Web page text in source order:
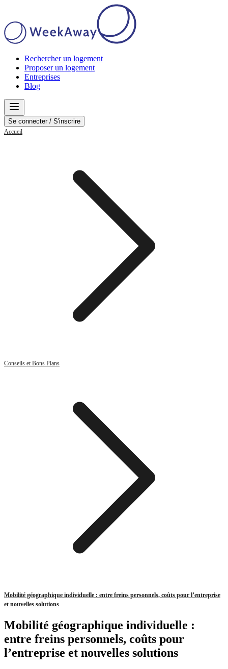
Rechercher un logement
Proposer un logement
Entreprises
Blog
Se connecter / S'inscrire
Accueil
Conseils et Bons Plans
Mobilité géographique individuelle : entre freins personnels, coûts pour l’entreprise
et nouvelles solutions
Mobilité géographique individuelle :
entre freins personnels, coûts pour
l’entreprise et nouvelles solutions